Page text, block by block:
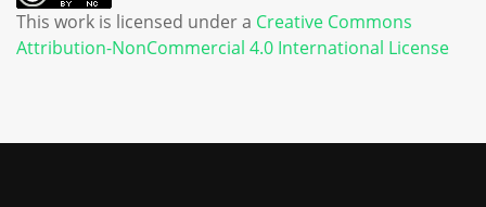
This work is licensed under a Creative Commons
Attribution-NonCommercial 4.0 International License